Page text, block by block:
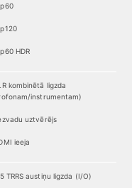
HDR
kombinētā ligzda
instrumentam)
uztvērējs
ieeja
TRRS austiņu ligzda (I/O)